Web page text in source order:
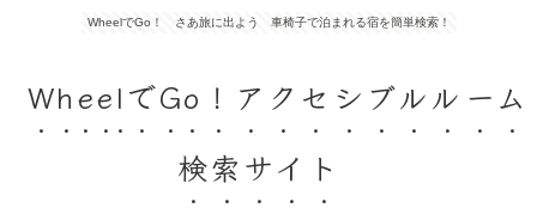
WheelでGo！ さあ旅に出よう 車椅子で泊まれる宿を簡単検索！
WheelでGo！アクセシブルルーム
検索サイト